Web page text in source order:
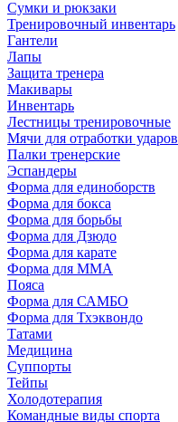
Сумки и рюкзаки
Тренировочный инвентарь
Гантели
Лапы
Защита тренера
Макивары
Инвентарь
Лестницы тренировочные
Мячи для отработки ударов
Палки тренерские
Эспандеры
Форма для единоборств
Форма для бокса
Форма для борьбы
Форма для Дзюдо
Форма для карате
Форма для MMA
Пояса
Форма для САМБО
Форма для Тхэквондо
Татами
Медицина
Суппорты
Тейпы
Холодотерапия
Командные виды спорта